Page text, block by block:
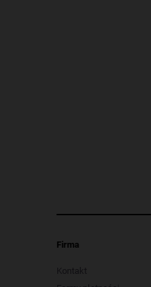
Firma
Kontakt